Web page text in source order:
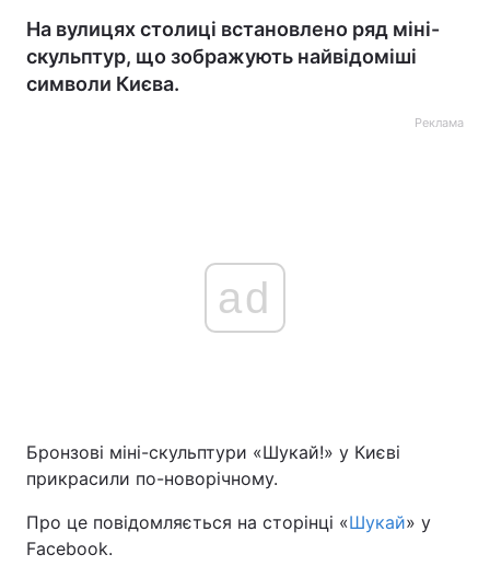
На вулицях столиці встановлено ряд міні-
скульптур, що зображують найвідоміші
символи Києва.
Реклама
ad
Бронзові міні-скульптури «Шукай!» у Києві
прикрасили по-новорічному.
Про це повідомляється на сторінці «Шукай» у
Facebook.